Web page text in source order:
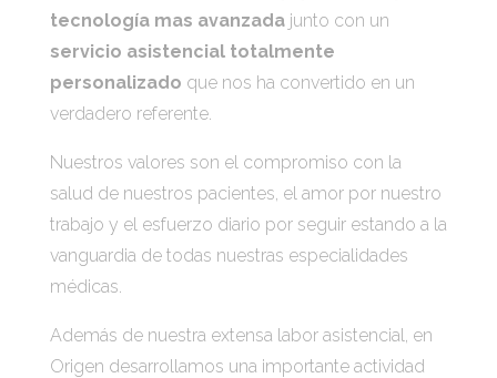
tecnología mas avanzadajunto con un
servicio asistencial totalmente
personalizado que nos ha convertido en un
verdadero referente.
Nuestros valores son el compromiso con la
salud de nuestros pacientes, el amor por nuestro
trabajo y el esfuerzo diario por seguir estando a la
vanguardia de todas nuestras especialidades
médicas.
Además de nuestra extensa labor asistencial, en
Origen desarrollamos una importante actividad